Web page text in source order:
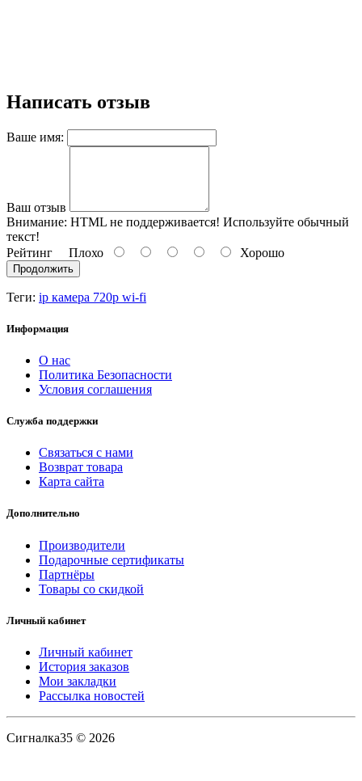
Написать отзыв
Ваше имя:
Ваш отзыв
Внимание: HTML не поддерживается! Используйте обычный
текст!
Рейтинг Плохо Хорошо
Продолжить
Теги: ip камера 720p wi-fi
Информация
О нас
Политика Безопасности
Условия соглашения
Служба поддержки
Связаться с нами
Возврат товара
Карта сайта
Дополнительно
Производители
Подарочные сертификаты
Партнёры
Товары со скидкой
Личный кабинет
Личный кабинет
История заказов
Мои закладки
Рассылка новостей
Сигналка35 © 2026